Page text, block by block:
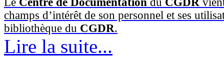
champs d’intérêt de son personnel et ses
bibliothèque du CGDR.
Lire la suite...